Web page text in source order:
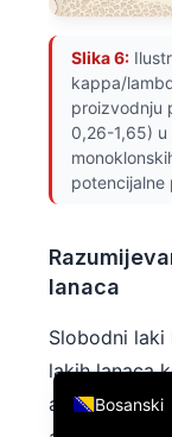
Slika 6:
kappa/
proizvodnju
0,26-1,65) u
potencijalne
lanaca
Slobodni laki
lakih lanaca
a koji se ne
Bosanski
English
Deutsch
العربية
Français
Italiano
Español
Ελληνικά
Türkçe